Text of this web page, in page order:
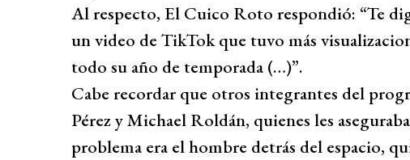
Al respecto, El Cuico Roto respondió: “Te
un video de TikTok que tuvo más
todo su año de temporada (…)”.
Cabe recordar que otros integrantes del
Pérez y Michael Roldán, quienes les
problema era el hombre detrás del espacio,